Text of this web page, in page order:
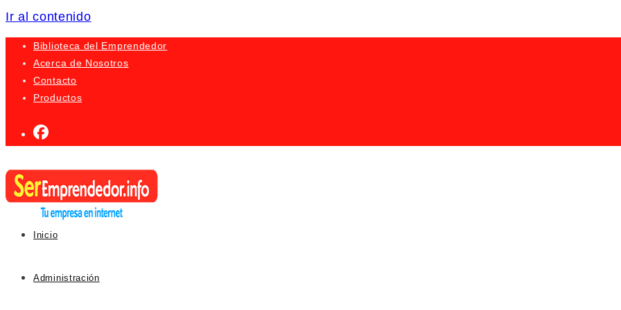
Ir al contenido
Biblioteca del Emprendedor
Acerca de Nosotros
Contacto
Productos
Inicio
Administración